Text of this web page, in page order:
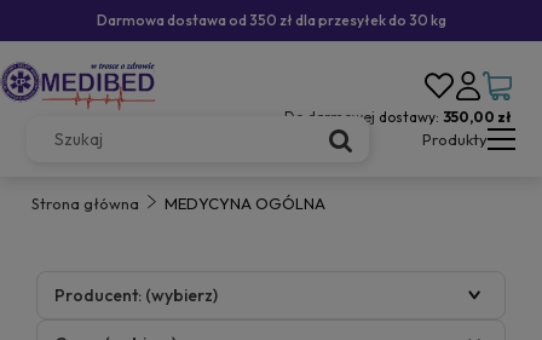
Darmowa dostawa od 350 zł dla przesyłek do 30 kg
Do darmowej dostawy: 350,00 zł
Produkty
Strona główna MEDYCYNA OGÓLNA
Producent: (wybierz)